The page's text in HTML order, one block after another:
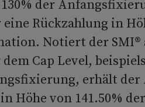
der
Rückzahlung in
Notiert der SMI®
Cap Level,
erhält der
Höhe von 141.50% der